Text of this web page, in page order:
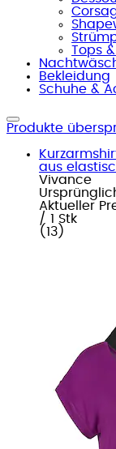
Tops
Bekleidung
Schuhe &
Produkte
aus
Vivance
Aktueller
/ 1 Stk
( 13 )